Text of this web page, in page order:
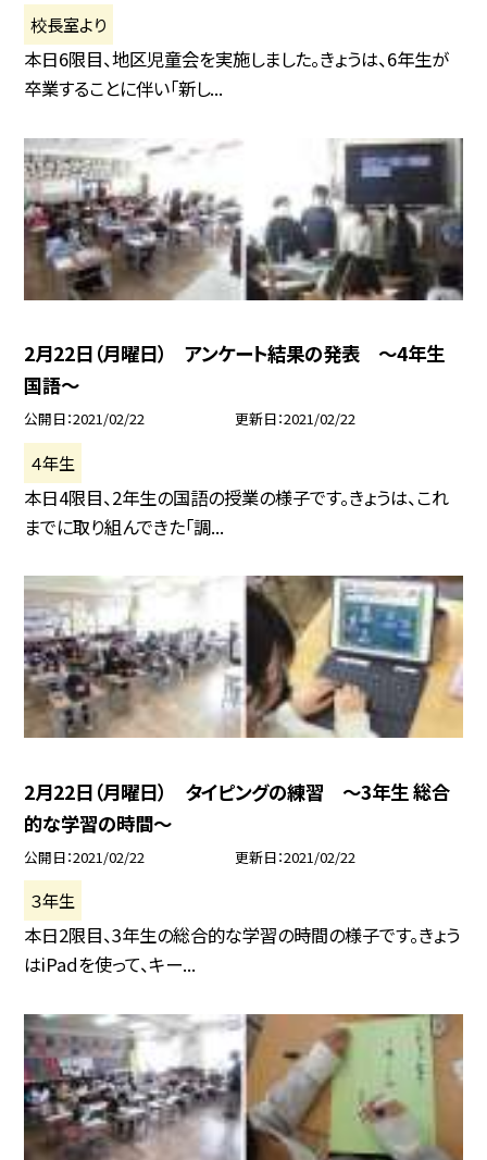
校長室より
本日6限目、地区児童会を実施しました。きょうは、6年生が
卒業することに伴い「新し...
2月22日（月曜日） アンケート結果の発表 〜4年生
国語〜
公開日 2021/02/22 更新日 2021/02/22
４年生
本日4限目、2年生の国語の授業の様子です。きょうは、これ
までに取り組んできた「調...
2月22日（月曜日） タイピングの練習 〜3年生 総合
的な学習の時間〜
公開日 2021/02/22 更新日 2021/02/22
３年生
本日2限目、3年生の総合的な学習の時間の様子です。きょう
はiPadを使って、キー...